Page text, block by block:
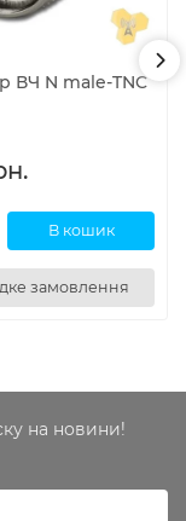
ВЧ N male-TNC
В кошик
замовлення
на новини!